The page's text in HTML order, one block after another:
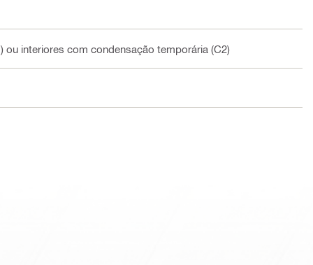
ou interiores com condensação temporária (C2)